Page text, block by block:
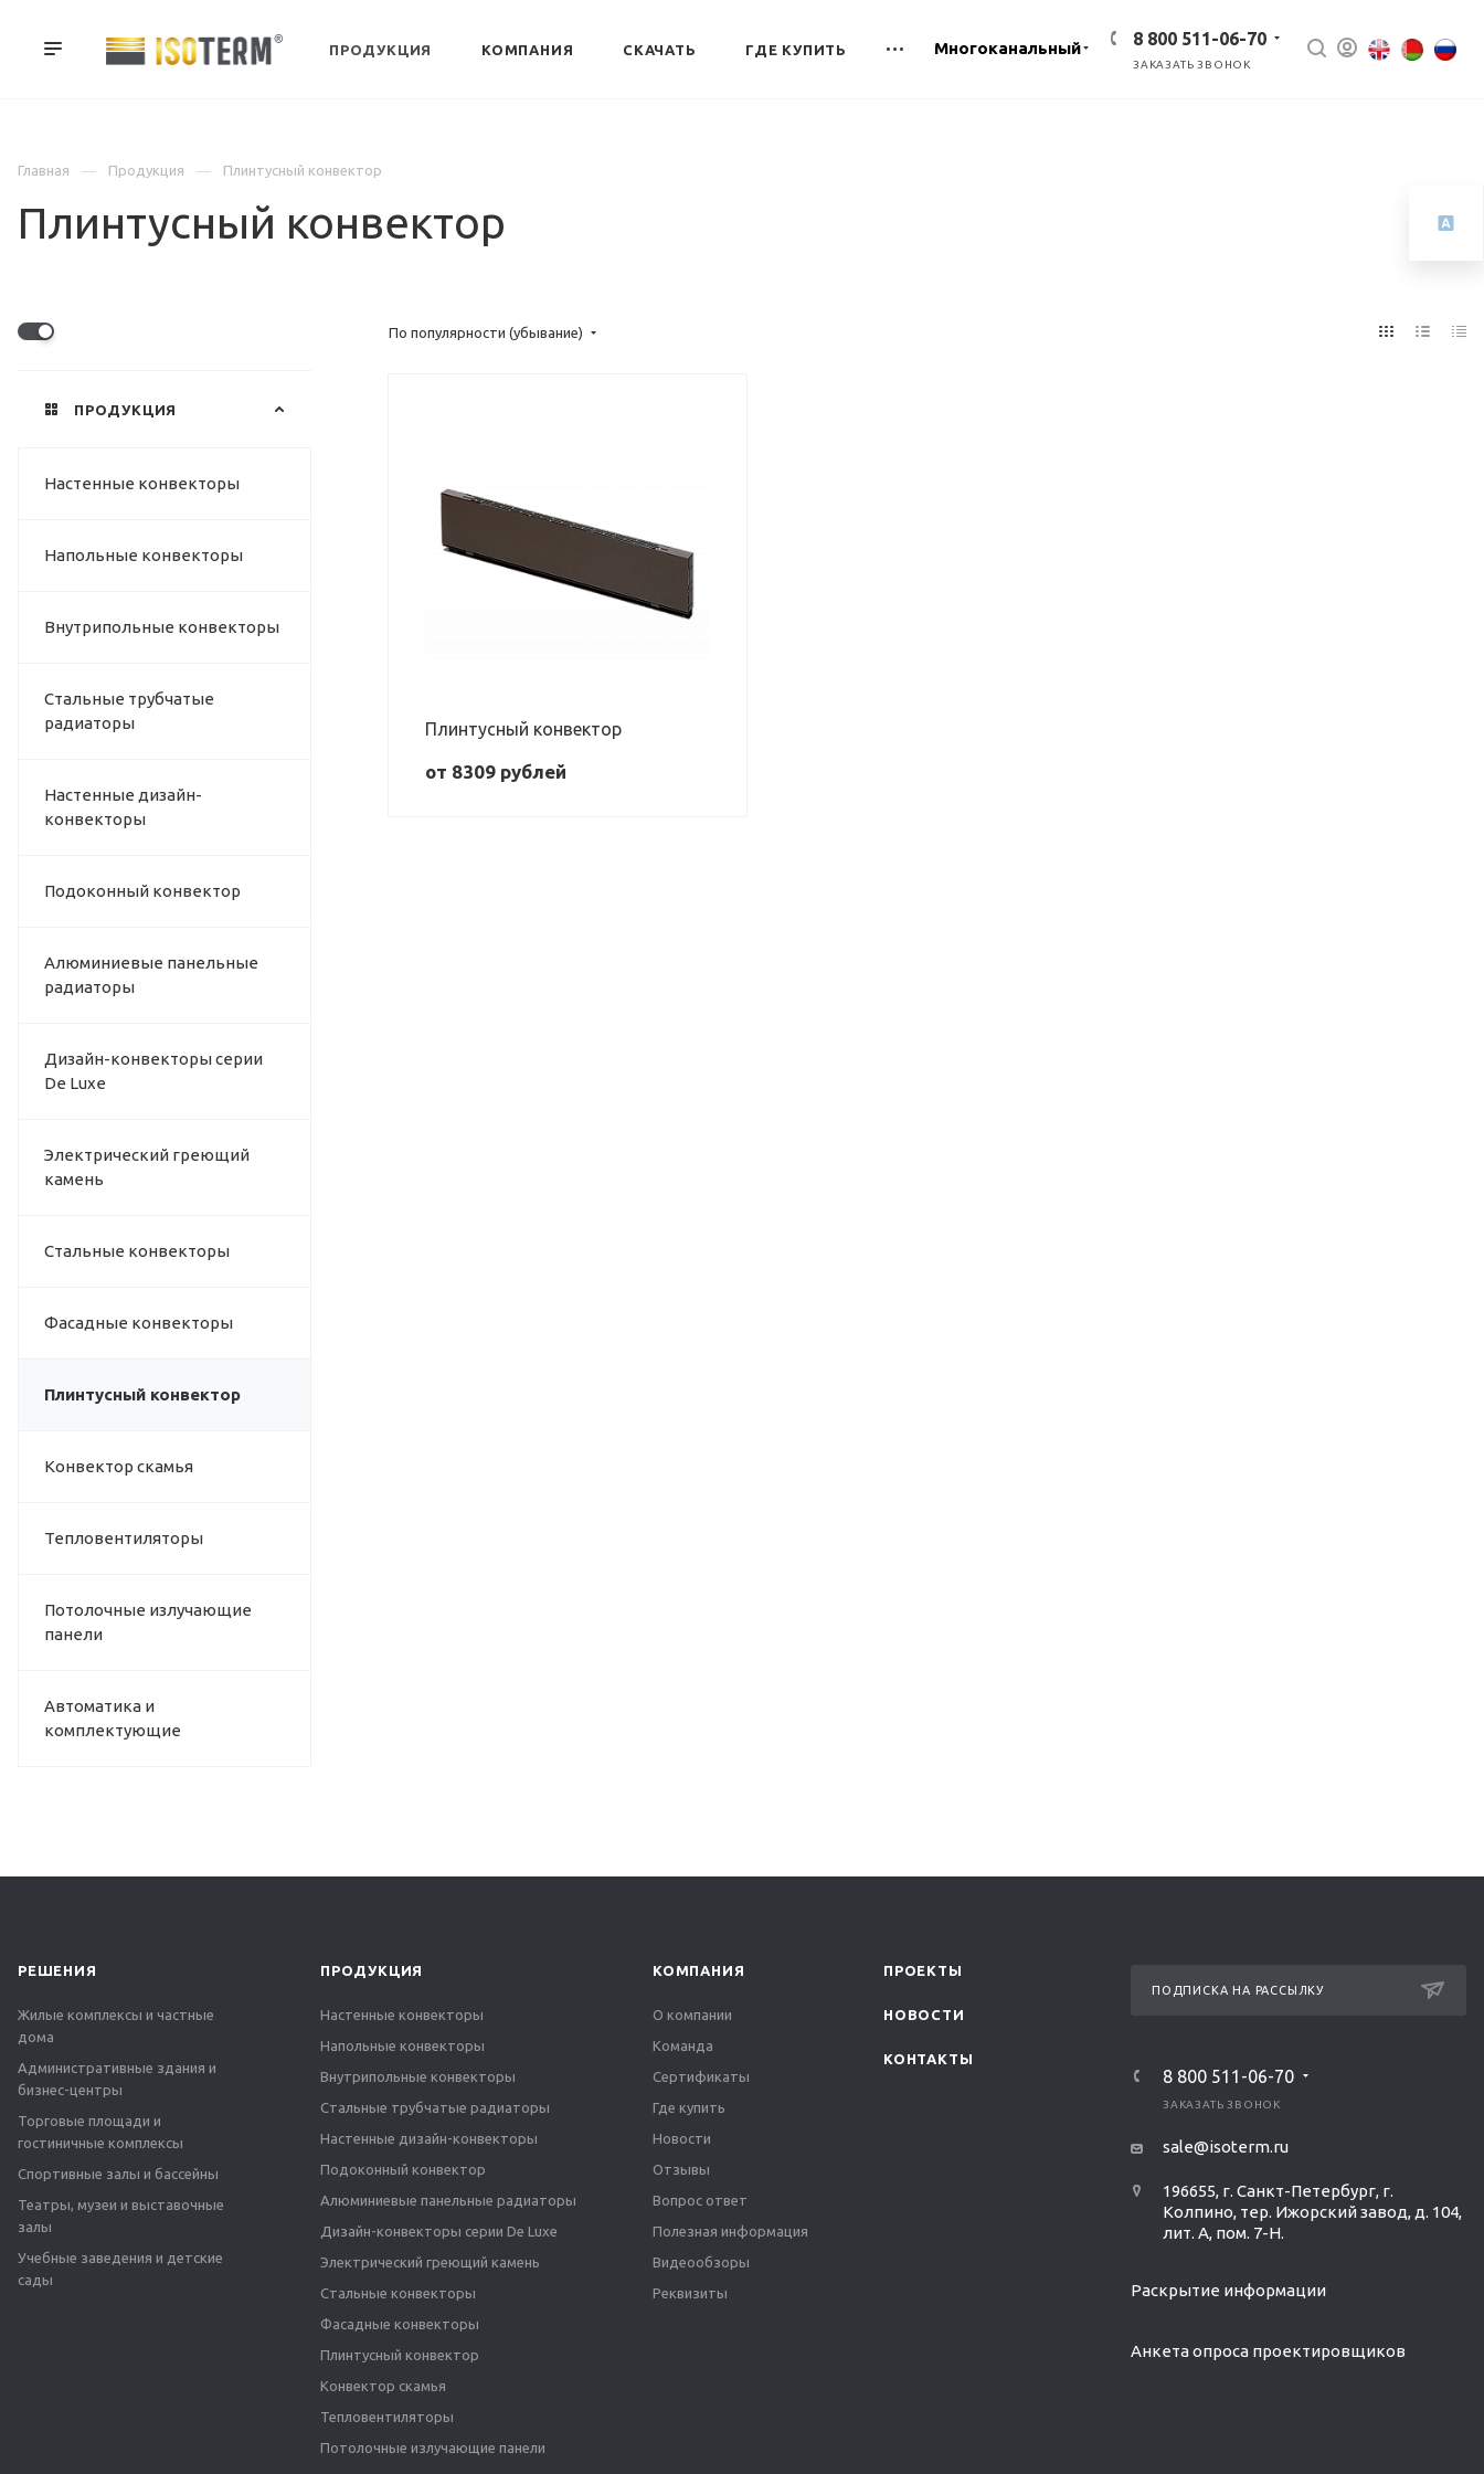
Многоканальный 8 800 511-06-70
ЗАКАЗАТЬ ЗВОНОК
ПРОДУКЦИЯ КОМПАНИЯ СКАЧАТЬ ГДЕ КУПИТЬ
Главная Продукция Плинтусный конвектор
Плинтусный конвектор
ПРОДУКЦИЯ
Настенные конвекторы
Напольные конвекторы
Внутрипольные конвекторы
Стальные трубчатые
радиаторы
Настенные дизайн-
конвекторы
Подоконный конвектор
Алюминиевые панельные
радиаторы
Дизайн-конвекторы серии
De Luxe
Электрический греющий
камень
Стальные конвекторы
Фасадные конвекторы
Плинтусный конвектор
Конвектор скамья
Тепловентиляторы
Потолочные излучающие
панели
Автоматика и
комплектующие
По популярности (убывание)
ВЫСОТА, ММ
37
Плинтусный конвектор
от 8309 рублей
РЕШЕНИЯ
Жилые комплексы и частные
дома
Административные здания и
бизнес-центры
Торговые площади и
гостиничные комплексы
Спортивные залы и бассейны
Театры, музеи и выставочные
залы
Учебные заведения и детские
сады
ПРОДУКЦИЯ
Настенные конвекторы
Напольные конвекторы
Внутрипольные конвекторы
Стальные трубчатые радиаторы
Настенные дизайн-конвекторы
Подоконный конвектор
Алюминиевые панельные радиаторы
Дизайн-конвекторы серии De Luxe
Электрический греющий камень
Стальные конвекторы
Фасадные конвекторы
Плинтусный конвектор
Конвектор скамья
Тепловентиляторы
Потолочные излучающие панели
КОМПАНИЯ
О компании
Команда
Сертификаты
Где купить
Новости
Отзывы
Вопрос ответ
Полезная информация
Видеообзоры
Реквизиты
ПРОЕКТЫ
НОВОСТИ
КОНТАКТЫ
ПОДПИСКА НА РАССЫЛКУ
8 800 511-06-70
ЗАКАЗАТЬ ЗВОНОК
sale@isoterm.ru
196655, г. Санкт-Петербург, г.
Колпино, тер. Ижорский завод, д. 104,
лит. А, пом. 7-Н.
Раскрытие информации
Анкета опроса проектировщиков